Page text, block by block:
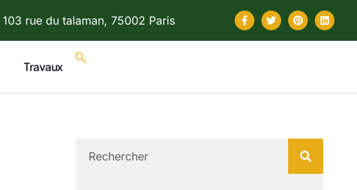
103 rue du talaman, 75002 Paris
Travaux